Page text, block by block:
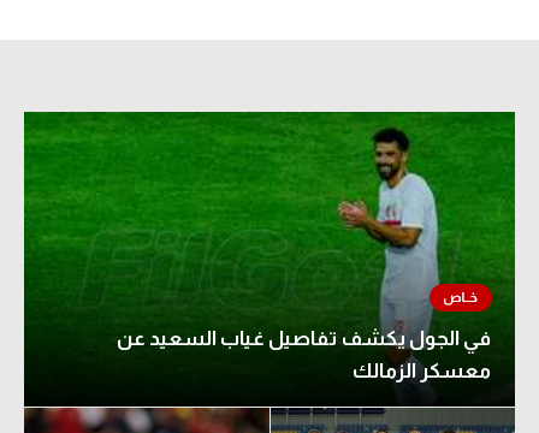
في الجول يكشف تفاصيل غياب السعيد عن
معسكر الزمالك